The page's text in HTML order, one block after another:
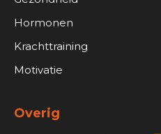
Hormonen
Krachttraining
Motivatie
Overig